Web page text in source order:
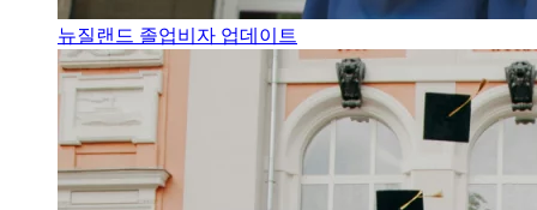
뉴질랜드 졸업비자 업데이트